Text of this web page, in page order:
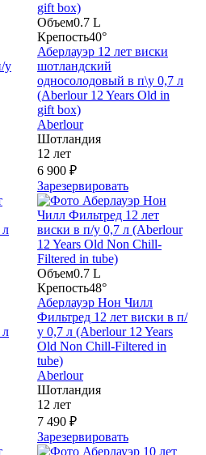
у
Объем0.7 L
Крепость40°
Аберлауэр 12 лет виски
шотландский
односолодовый в п\у 0,7 л
(Aberlour 12 Years Old in
gift box)
Aberlour
Шотландия
12 лет
6 900 ₽
Зарезервировать
л
Объем0.7 L
Крепость48°
Аберлауэр Нон Чилл
Фильтред 12 лет виски в п/
у 0,7 л (Aberlour 12 Years
Old Non Сhill-Filtered in
tube)
Aberlour
Шотландия
12 лет
7 490 ₽
Зарезервировать